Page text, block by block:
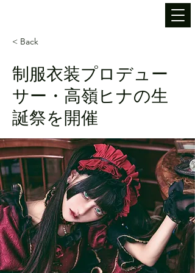
< Back
制服衣装プロデュー
サー・高嶺ヒナの生
誕祭を開催